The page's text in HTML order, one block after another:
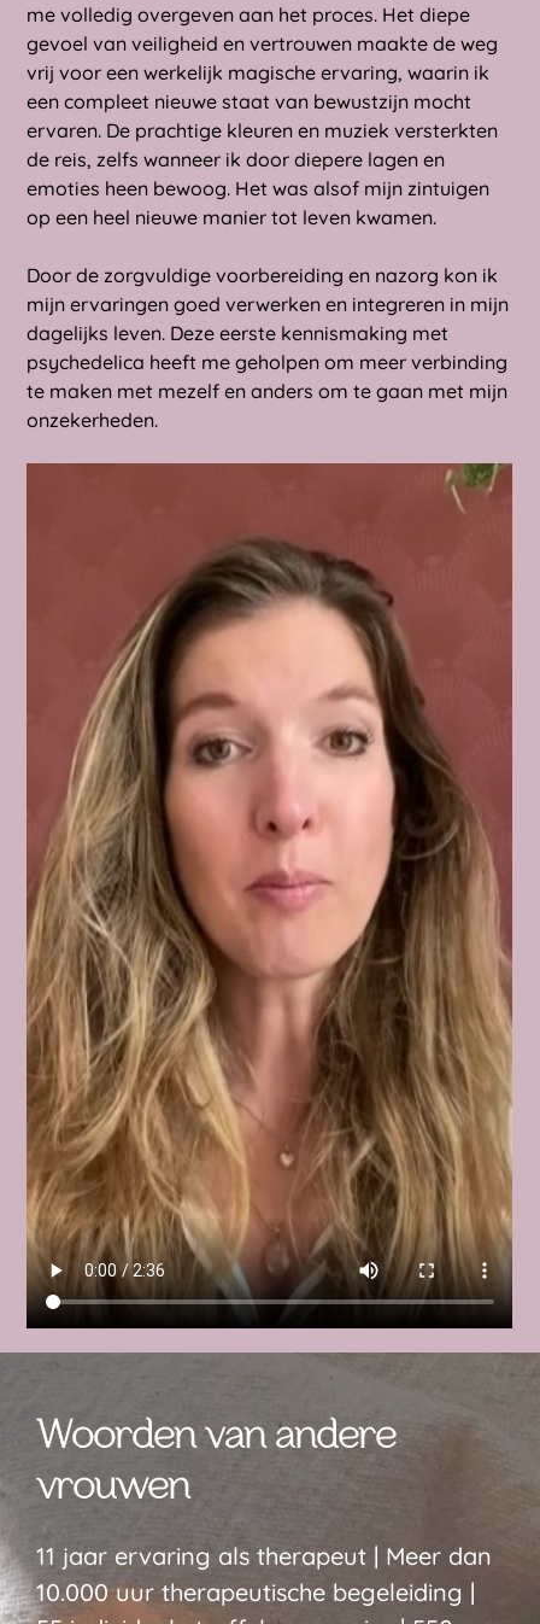
me volledig overgeven aan het proces. Het diepe
gevoel van veiligheid en vertrouwen maakte de weg
vrij voor een werkelijk magische ervaring, waarin ik
een compleet nieuwe staat van bewustzijn mocht
ervaren. De prachtige kleuren en muziek versterkten
de reis, zelfs wanneer ik door diepere lagen en
emoties heen bewoog. Het was alsof mijn zintuigen
op een heel nieuwe manier tot leven kwamen.
Door de zorgvuldige voorbereiding en nazorg kon ik
mijn ervaringen goed verwerken en integreren in mijn
dagelijks leven. Deze eerste kennismaking met
psychedelica heeft me geholpen om meer verbinding
te maken met mezelf en anders om te gaan met mijn
onzekerheden.
Woorden van andere
vrouwen
11 jaar ervaring als therapeut | Meer dan
10.000 uur therapeutische begeleiding |